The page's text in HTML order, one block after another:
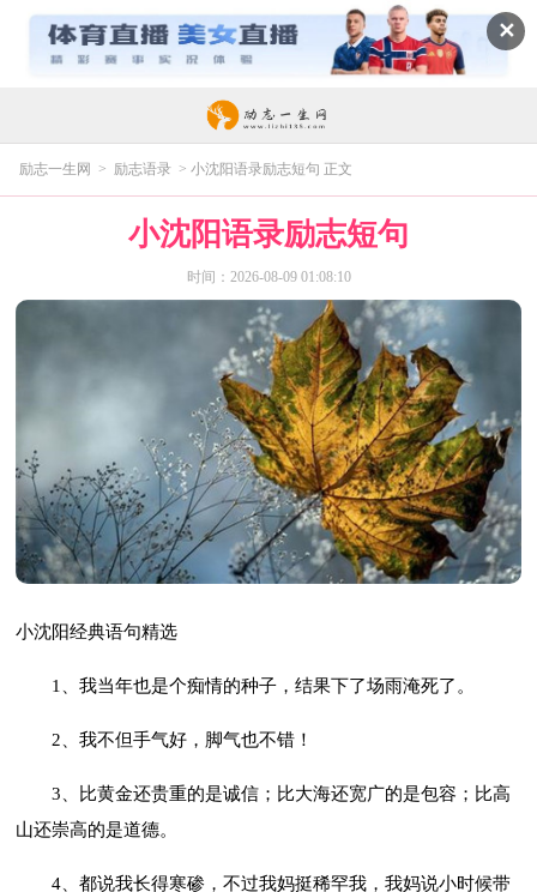
✕
励志一生网 > 励志语录 > 小沈阳语录励志短句 正文
小沈阳语录励志短句
时间：2026-08-09 01:08:10
小沈阳经典语句精选
1、我当年也是个痴情的种子，结果下了场雨淹死了。
2、我不但手气好，脚气也不错！
3、比黄金还贵重的是诚信；比大海还宽广的是包容；比高
山还崇高的是道德。
4、都说我长得寒碜，不过我妈挺稀罕我，我妈说小时候带